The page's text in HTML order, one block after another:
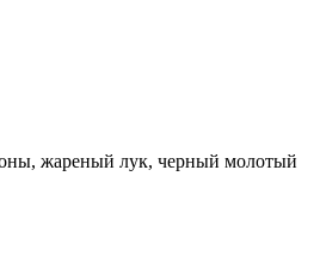
жареный лук, черный молотый